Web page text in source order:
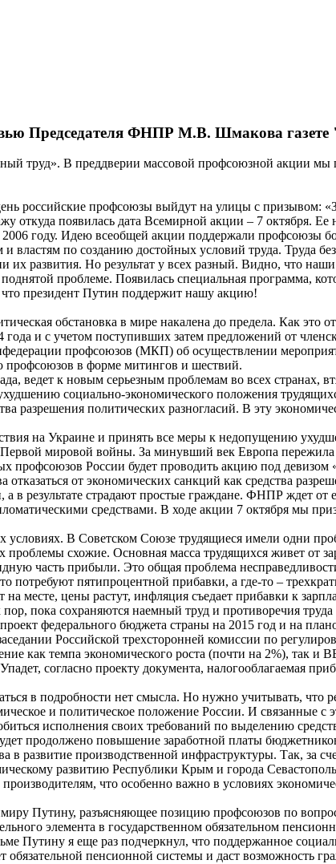
Председателя ФНПР М.В. Шмакова газете
труд». В преддверии массовой профсоюзной акции
российские профсоюзы выйдут на улицы с призывом:
откуда появилась дата Всемирной акции – 7 октября.
году. Идею всеобщей акции поддержали профсоюзы
властям по созданию достойных условий труда. Труда
их развития. Но результат у всех разный. Видно, что
проблеме. Появилась специальная программа,
президент Путин поддержит нашу акцию!
обстановка в мире накалена до предела. Как это
и с учетом поступивших затем предложений от
профсоюзов (МКП) об осуществлении
профсоюзов в форме митингов и шествий.
ведет к новым серьезным проблемам во всех странах,
социально-экономического положения
разрешения политических разногласий. В эту
на Украине и принять все меры к недопущению
Первой мировой войны. За минувший век Европа
России будет проводить акцию под девизом
от экономических санкций как средства
в результате страдают простые граждане. ФНПР ждет
средствами. В ходе акции 7 октября мы
условиях. В Советском Союзе трудящиеся имели одни
проблемы схожие. Основная масса трудящихся живет от
часть прибыли. Это общая проблема
потребуют пятипроцентной прибавки, а где-то –
месте, цены растут, инфляция съедает прибавки к
пока сохраняются наемный труд и противоречия труда
федерального бюджета страны на 2015 год и на
Российской трехсторонней комиссии по
как темпа экономического роста (почти на 2%), так
согласно проекту документа, налогооблагаемая
в подробности нет смысла. Но нужно учитывать, что
и политическое положение России. И связанные с
исполнения своих требований по выделению
продолжено повышение заработной платы
развитие производственной инфраструктуры. Так, за
развитию Республики Крым и города
производителям, что особенно важно в условиях
Путину, разъясняющее позицию профсоюзов по
элемента в государственном обязательном
Путину я еще раз подчеркнул, что поддержанное
обязательной пенсионной системы и даст возможность